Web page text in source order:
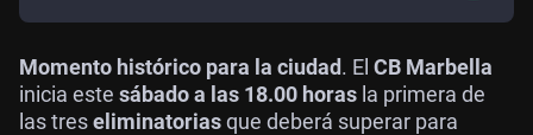
Momento histórico para la ciudad. El CB Marbella
inicia este sábado a las 18.00 horas la primera de
las treseliminatoriasque deberá superar para